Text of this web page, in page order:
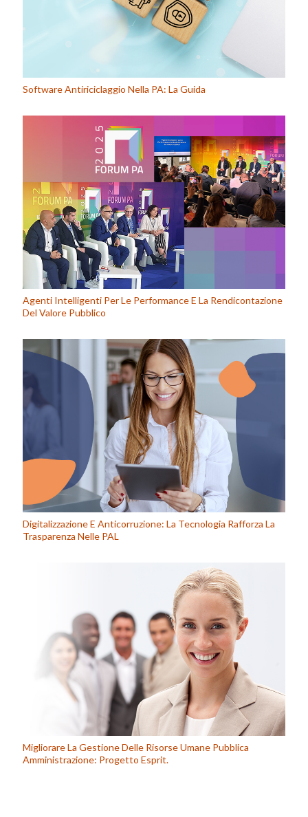
Software Antiriciclaggio Nella PA: La Guida
Agenti Intelligenti Per Le Performance E La Rendicontazione
Del Valore Pubblico
Digitalizzazione E Anticorruzione: La Tecnologia Rafforza La
Trasparenza Nelle PAL
Migliorare La Gestione Delle Risorse Umane Pubblica
Amministrazione: Progetto Esprit.